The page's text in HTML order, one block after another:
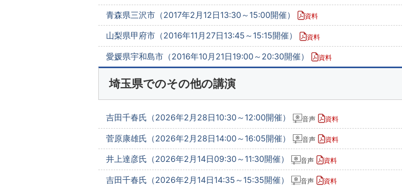
青森県三沢市（2017年2月12日13:30～15:00開催） 資料
山梨県甲府市（2016年11月27日13:45～15:15開催） 資料
愛媛県宇和島市（2016年10月21日19:00～20:30開催） 資料
埼玉県でのその他の講演
吉田千春氏（2026年2月28日10:30～12:00開催） 音声 資料
菅原康雄氏（2026年2月28日14:00～16:05開催） 音声 資料
井上達彦氏（2026年2月14日09:30～11:30開催） 音声 資料
吉田千春氏（2026年2月14日14:35～15:35開催） 音声 資料